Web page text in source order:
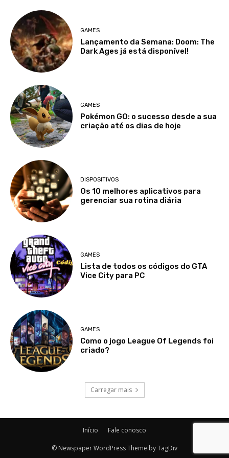
GAMES
Lançamento da Semana: Doom: The
Dark Ages já está disponível!
GAMES
Pokémon GO: o sucesso desde a sua
criação até os dias de hoje
DISPOSITIVOS
Os 10 melhores aplicativos para
gerenciar sua rotina diária
GAMES
Lista de todos os códigos do GTA
Vice City para PC
GAMES
Como o jogo League Of Legends foi
criado?
Carregar mais
Início Fale conosco
© Newspaper WordPress Theme by TagDiv